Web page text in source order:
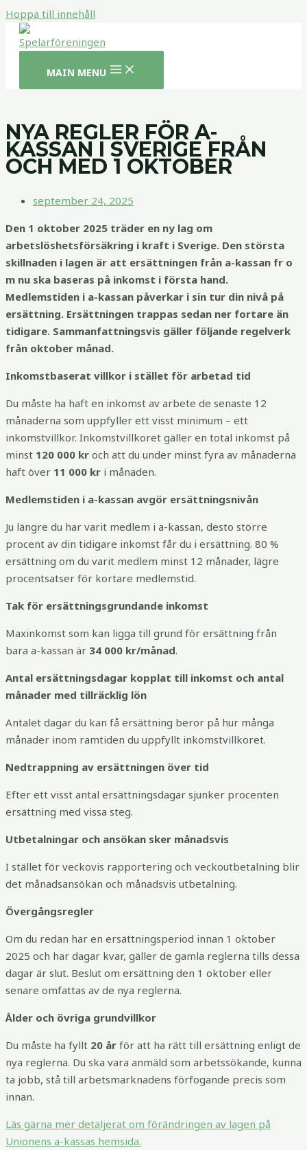
Hoppa till innehåll
MAIN MENU
NYA REGLER FÖR A-
KASSAN I SVERIGE FRÅN
OCH MED 1 OKTOBER
september 24, 2025
Den 1 oktober 2025 träder en ny lag om
arbetslöshetsförsäkring i kraft i Sverige. Den största
skillnaden i lagen är att ersättningen från a-kassan fr o
m nu ska baseras på inkomst i första hand.
Medlemstiden i a-kassan påverkar i sin tur din nivå på
ersättning. Ersättningen trappas sedan ner fortare än
tidigare. Sammanfattningsvis gäller följande regelverk
från oktober månad.
Inkomstbaserat villkor i stället för arbetad tid
Du måste ha haft en inkomst av arbete de senaste 12
månaderna som uppfyller ett visst minimum – ett
inkomstvillkor. Inkomstvillkoret gäller en total inkomst på
minst 120 000 kr och att du under minst fyra av månaderna
haft över 11 000 kr i månaden.
Medlemstiden i a-kassan avgör ersättningsnivån
Ju längre du har varit medlem i a-kassan, desto större
procent av din tidigare inkomst får du i ersättning. 80 %
ersättning om du varit medlem minst 12 månader, lägre
procentsatser för kortare medlemstid.
Tak för ersättningsgrundande inkomst
Maxinkomst som kan ligga till grund för ersättning från
bara a-kassan är 34 000 kr/månad.
Antal ersättningsdagar kopplat till inkomst och antal
månader med tillräcklig lön
Antalet dagar du kan få ersättning beror på hur många
månader inom ramtiden du uppfyllt inkomstvillkoret.
Nedtrappning av ersättningen över tid
Efter ett visst antal ersättningsdagar sjunker procenten
ersättning med vissa steg.
Utbetalningar och ansökan sker månadsvis
I stället för veckovis rapportering och veckoutbetalning blir
det månadsansökan och månadsvis utbetalning.
Övergångsregler
Om du redan har en ersättningsperiod innan 1 oktober
2025 och har dagar kvar, gäller de gamla reglerna tills dessa
dagar är slut. Beslut om ersättning den 1 oktober eller
senare omfattas av de nya reglerna.
Ålder och övriga grundvillkor
Du måste ha fyllt 20 år för att ha rätt till ersättning enligt de
nya reglerna. Du ska vara anmäld som arbetssökande, kunna
ta jobb, stå till arbetsmarknadens förfogande precis som
innan.
Läs gärna mer detaljerat om förändringen av lagen på
Unionens a-kassas hemsida.